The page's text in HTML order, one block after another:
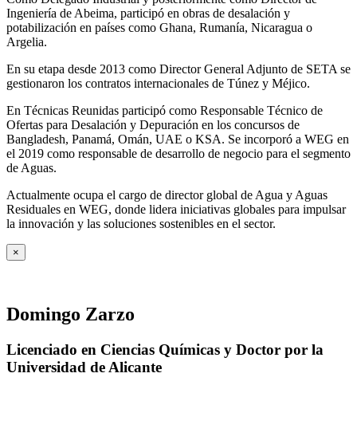
Ingeniería de Abeima, participó en obras de desalación y
potabilización en países como Ghana, Rumanía, Nicaragua o
Argelia.
En su etapa desde 2013 como Director General Adjunto de SETA se
gestionaron los contratos internacionales de Túnez y Méjico.
En Técnicas Reunidas participó como Responsable Técnico de
Ofertas para Desalación y Depuración en los concursos de
Bangladesh, Panamá, Omán, UAE o KSA. Se incorporó a WEG en
el 2019 como responsable de desarrollo de negocio para el segmento
de Aguas.
Actualmente ocupa el cargo de director global de Agua y Aguas
Residuales en WEG, donde lidera iniciativas globales para impulsar
la innovación y las soluciones sostenibles en el sector.
×
Domingo Zarzo
Licenciado en Ciencias Químicas y Doctor por la
Universidad de Alicante